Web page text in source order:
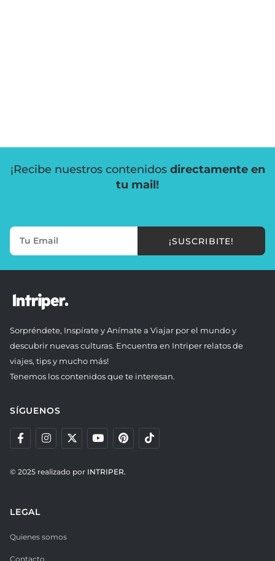
¡Recibe nuestros contenidos directamente en
tu mail!
¡SUSCRIBITE!
Sorpréndete, Inspírate y Anímate a Viajar por el mundo y
descubrir nuevas culturas. Encuentra en Intriper relatos de
viajes, tips y mucho más!
Tenemos los contenidos que te interesan.
SÍGUENOS
© 2025 realizado por INTRIPER.
LEGAL
Quienes somos
Contacto